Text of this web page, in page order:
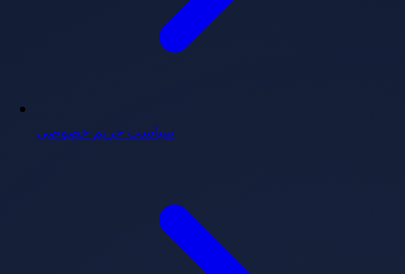
سیاست حریم خصوصی